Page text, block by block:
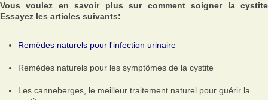
Vous voulez en savoir plus sur comment soigner la
Essayez les articles suivants:
Remèdes naturels pour l'infection urinaire
Remèdes naturels pour les symptômes de la cystite
Les canneberges, le meilleur traitement naturel pour guérir la